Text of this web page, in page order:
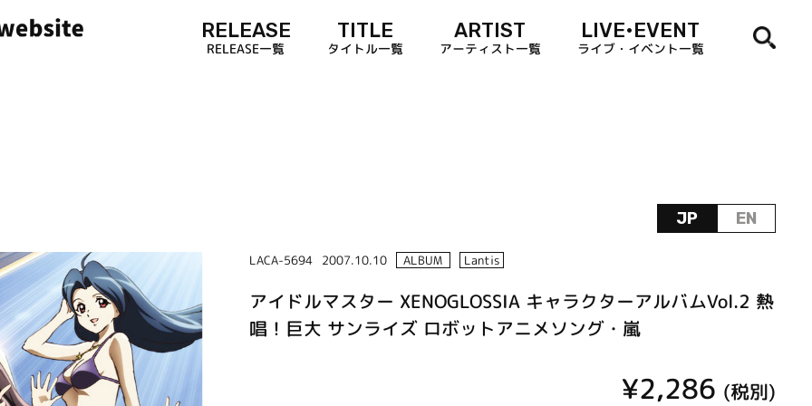
RELEASE
RELEASE一覧
TITLE
タイトル一覧
ARTIST
アーティスト一覧
LIVE•EVENT
ライブ・イベント一覧
JP EN
LACA-5694 2007.10.10 ALBUM Lantis
アイドルマスター XENOGLOSSIA キャラクターアルバムVol.2 熱
唱！巨大 サンライズ ロボットアニメソング・嵐
¥2,286 (税別)